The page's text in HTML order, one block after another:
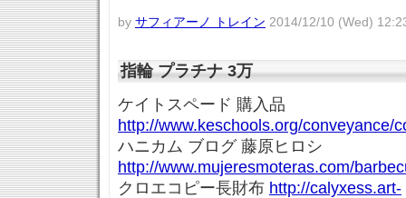
by サフィアーノ トレイン 2014/12/10 (Wed)
指輪 プラチナ 3万
ケイトスペード 購入品
http://www.keschools.org/conveyance/
ハニカム ブログ 藤原ヒロシ
http://www.mujeresmoteras.com/
クロエコピー長財布 http://calyxess.art-